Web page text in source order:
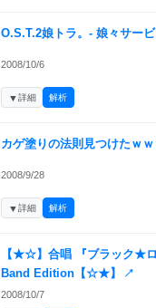
O.S.T.2娘トラ。- 娘々サー
2008/10/6
▼詳細 解析
カゲ塗りの法則見つけたｗｗ
2008/9/28
▼詳細 解析
【★☆】合唱 『ブラック★
Band Edition【☆★】
↗
2008/10/7